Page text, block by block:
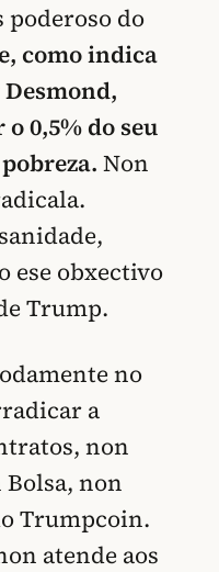
poderoso do
como indica
0,5% do seu
Non
ese obxectivo
Trump.
no
a
non
Bolsa, non
Trumpcoin.
atende aos